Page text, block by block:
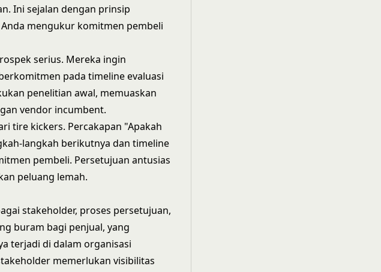
Ini sejalan dengan prinsip
mengukur komitmen pembeli
serius. Mereka ingin
pada timeline evaluasi
penelitian awal, memuaskan
vendor incumbent.
tire kickers. Percakapan "Apakah
langkah berikutnya dan timeline
pembeli. Persetujuan antusias
peluang lemah.
stakeholder, proses persetujuan,
buram bagi penjual, yang
terjadi di dalam organisasi
memerlukan visibilitas